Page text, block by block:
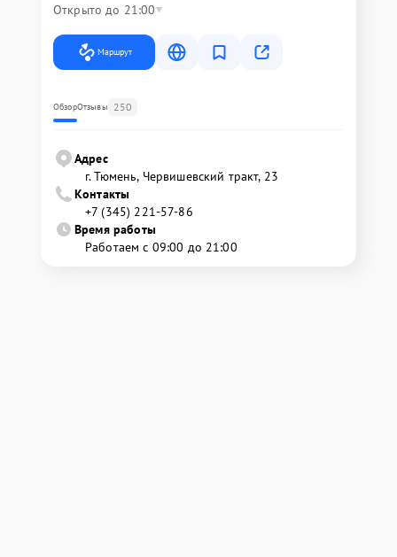
Открыто до 21:00
Маршрут
ОбзорОтзывы 250
Адрес
г. Тюмень, ​Червишевский тракт, 23
Контакты
+7 (345) 221-57-86
Время работы
Работаем с 09:00 до 21:00